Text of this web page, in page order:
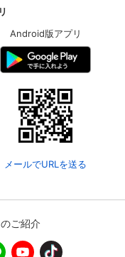
お得なクーポンを確認でき
、定額見放題の購入履歴の
した作品を確認できま
に追加した作品の削除も可
れる作品の表示制限が可
Android版アプリ
メールでURLを送る
ご紹介